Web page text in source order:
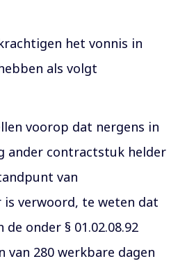
het vonnis in
als volgt
voorop dat nergens in
ander contractstuk helder
van
verwoord, te weten dat
onder § 01.02.08.92
van 280 werkbare dagen